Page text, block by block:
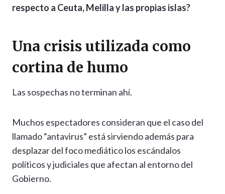
respecto a Ceuta, Melilla y las propias islas?
Una crisis utilizada como
cortina de humo
Las sospechas no terminan ahí.
Muchos espectadores consideran que el caso del
llamado “antavirus” está sirviendo además para
desplazar del foco mediático los escándalos
políticos y judiciales que afectan al entorno del
Gobierno.